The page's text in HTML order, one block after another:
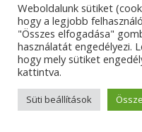
Weboldalunk sütiket
hogy a legjobb
"Összes elfogadása"
használatát engedélyezi.
hogy mely sütiket
kattintva.
Süti beállítások